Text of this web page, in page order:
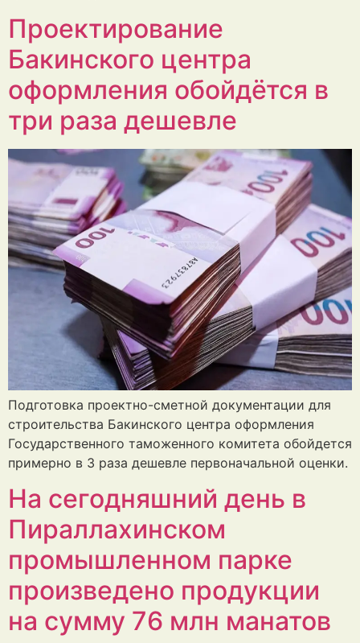
Проектирование
Бакинского центра
оформления обойдётся в
три раза дешевле
Подготовка проектно-сметной документации для
строительства Бакинского центра оформления
Государственного таможенного комитета обойдется
примерно в 3 раза дешевле первоначальной оценки.
На сегодняшний день в
Пираллахинском
промышленном парке
произведено продукции
на сумму 76 млн манатов